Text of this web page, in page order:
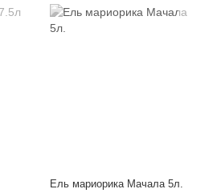
Ель мариорика Мачала 5л.